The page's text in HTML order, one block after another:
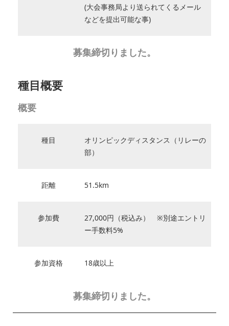
(大会事務局より送られてくるメール
などを提出可能な事)
募集締切りました。
種目概要
概要
種目
オリンピックディスタンス（リレーの
部）
距離 51.5km
参加費
27,000円（税込み） ※別途エントリ
ー手数料5%
参加資格 18歳以上
募集締切りました。